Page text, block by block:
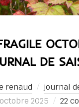
DE
renaud
journal
2025 22